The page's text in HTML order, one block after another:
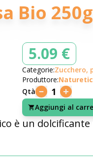
Bio 250g
5.09 €
Categorie:Zucchero,
Produttore:
Qtà
1
Aggiungi al
è un